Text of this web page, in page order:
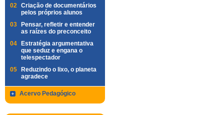
02 Criação de documentários
pelos próprios alunos
03
Pensar, refletir e entender
as raízes do preconceito
04
Estratégia argumentativa
que seduz e engana o
telespectador
05
Reduzindo o lixo, o planeta
agradece
Acervo Pedagógico